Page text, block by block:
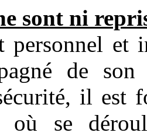
sont ni
personnel et
de
il est
se